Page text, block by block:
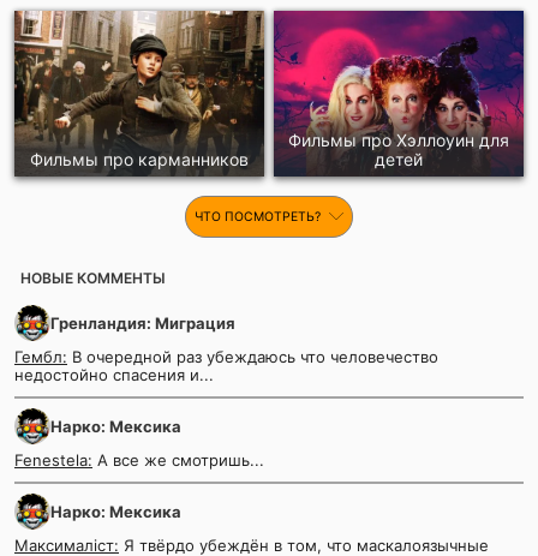
Фильмы про карманников
Фильмы про Хэллоуин для
детей
ЧТО ПОСМОТРЕТЬ?
НОВЫЕ КОММЕНТЫ
Гренландия: Миграция
Гембл: В очередной раз убеждаюсь что человечество
недостойно спасения и...
Нарко: Мексика
Fenestela: А все же смотришь...
Нарко: Мексика
Максималіст: Я твёрдо убеждён в том, что маскалоязычные